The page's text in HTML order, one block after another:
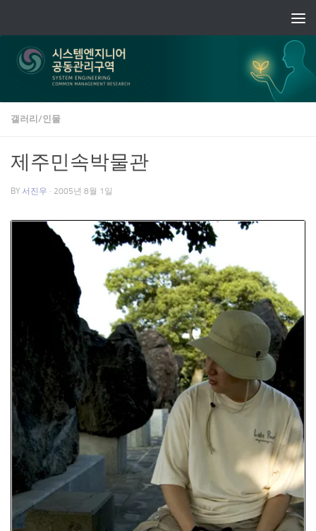
갤러리/인물
제주민속박물관
BY 서진우 · 2005년 8월 1일